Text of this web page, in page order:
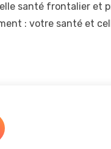
santé frontalier et
: votre santé et